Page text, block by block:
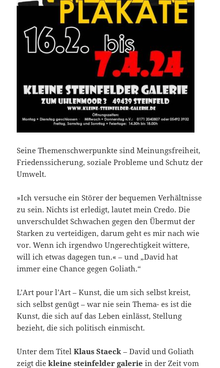
Seine Themenschwerpunkte sind Meinungsfreiheit,
Friedenssicherung, soziale Probleme und Schutz der
Umwelt.
»Ich versuche ein Störer der bequemen Verhältnisse
zu sein. Nichts ist erledigt, lautet mein Credo. Die
unverschuldet Schwachen gegen den Übermut der
Starken zu verteidigen, darum geht es mir nach wie
vor. Wenn ich irgendwo Ungerechtigkeit wittere,
will ich etwas dagegen tun.« – und „David hat
immer eine Chance gegen Goliath.“
L’Art pour l’Art – Kunst, die um sich selbst kreist,
sich selbst genügt – war nie sein Thema- es ist die
Kunst, die sich auf das Leben einlässt, Stellung
bezieht, die sich politisch einmischt.
Unter dem TitelKlaus Staeck – David und Goliath
zeigt diekleine steinfelder galerie in der Zeit vom